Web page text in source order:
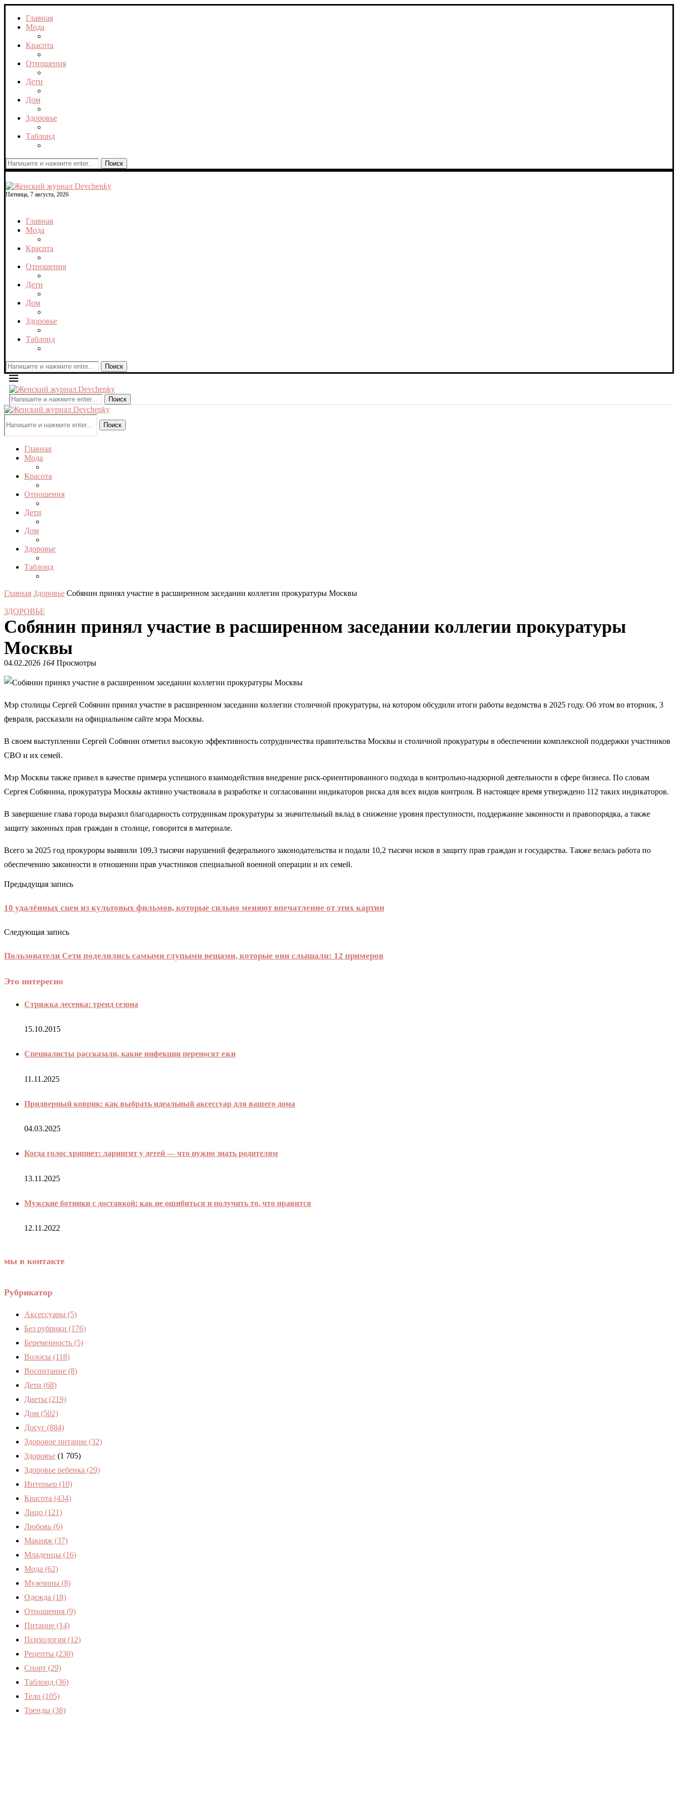
Главная
Мода
Красота
Отношения
Дети
Дом
Здоровье
Таблоид
Поиск
Пятница, 7 августа, 2026
Главная
Мода
Красота
Отношения
Дети
Дом
Здоровье
Таблоид
Поиск
Поиск
Поиск
Главная
Мода
Красота
Отношения
Дети
Дом
Здоровье
Таблоид
Главная Здоровье Собянин принял участие в расширенном заседании коллегии прокуратуры Москвы
ЗДОРОВЬЕ
Собянин принял участие в расширенном заседании коллегии прокуратуры
Москвы
04.02.2026 164 Просмотры
Мэр столицы Сергей Собянин принял участие в расширенном заседании коллегии столичной прокуратуры, на котором обсудили итоги работы ведомства в 2025 году. Об этом во вторник, 3
февраля, рассказали на официальном сайте мэра Москвы.
В своем выступлении Сергей Собянин отметил высокую эффективность сотрудничества правительства Москвы и столичной прокуратуры в обеспечении комплексной поддержки участников
СВО и их семей.
Мэр Москвы также привел в качестве примера успешного взаимодействия внедрение риск-ориентированного подхода в контрольно-надзорной деятельности в сфере бизнеса. По словам
Сергея Собянина, прокуратура Москвы активно участвовала в разработке и согласовании индикаторов риска для всех видов контроля. В настоящее время утверждено 112 таких индикаторов.
В завершение глава города выразил благодарность сотрудникам прокуратуры за значительный вклад в снижение уровня преступности, поддержание законности и правопорядка, а также
защиту законных прав граждан в столице, говорится в материале.
Всего за 2025 год прокуроры выявили 109,3 тысячи нарушений федерального законодательства и подали 10,2 тысячи исков в защиту прав граждан и государства. Также велась работа по
обеспечению законности в отношении прав участников специальной военной операции и их семей.
Предыдущая запись
10 удалённых сцен из культовых фильмов, которые сильно меняют впечатление от этих картин
Следующая запись
Пользователи Сети поделились самыми глупыми вещами, которые они слышали: 12 примеров
Это интересно
Стрижка лесенка: тренд сезона
15.10.2015
Специалисты рассказали, какие инфекции переносят ежи
11.11.2025
Придверный коврик: как выбрать идеальный аксессуар для вашего дома
04.03.2025
Когда голос хрипнет: ларингит у детей — что нужно знать родителям
13.11.2025
Мужские ботинки с доставкой: как не ошибиться и получить то, что нравится
12.11.2022
мы в контакте
Рубрикатор
Аксессуары (5)
Без рубрики (176)
Беременность (5)
Волосы (118)
Воспитание (8)
Дети (68)
Диеты (219)
Дом (502)
Досуг (884)
Здоровое питание (32)
Здоровье (1 705)
Здоровье ребенка (29)
Интерьер (10)
Красота (434)
Лицо (121)
Любовь (6)
Макияж (37)
Младенцы (16)
Мода (62)
Мужчины (8)
Одежда (18)
Отношения (9)
Питание (14)
Психология (12)
Рецепты (230)
Спорт (29)
Таблоид (36)
Тело (105)
Тренды (38)